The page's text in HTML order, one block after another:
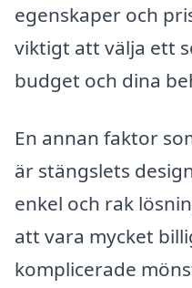
egenskaper och
viktigt att välja ett
budget och dina
En annan faktor
är stängslets
enkel och rak
att vara mycket
komplicerade